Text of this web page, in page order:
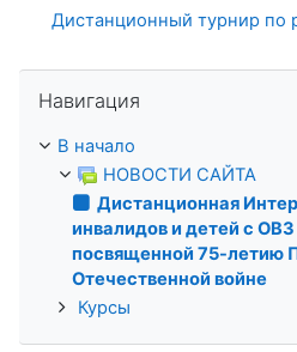
Дистанционный турнир по
Навигация
В начало
НОВОСТИ САЙТА
Дистанционная
инвалидов и детей с
посвященной 75-летию
Отечественной войне
Курсы